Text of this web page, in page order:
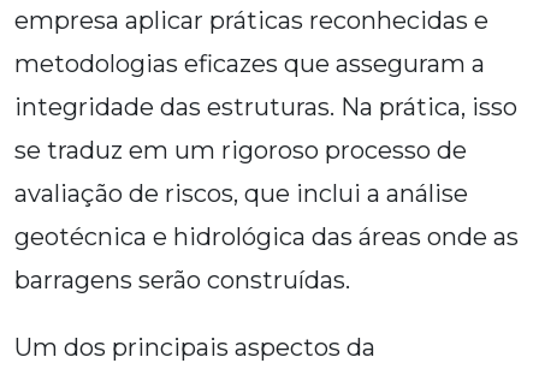
empresa aplicar práticas reconhecidas e
metodologias eficazes que asseguram a
integridade das estruturas. Na prática, isso
se traduz em um rigoroso processo de
avaliação de riscos, que inclui a análise
geotécnica e hidrológica das áreas onde as
barragens serão construídas.
Um dos principais aspectos da